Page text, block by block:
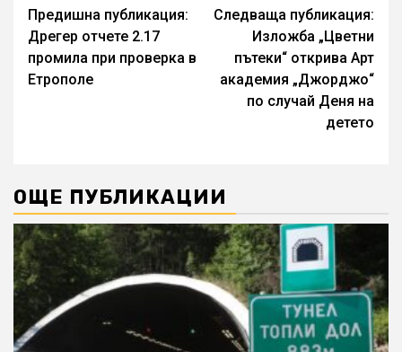
Continue
Reading
Предишна публикация:
Дрегер отчете 2.17
промила при проверка в
Етрополе
Следваща публикация:
Изложба „Цветни
пътеки“ открива Арт
академия „Джорджо“
по случай Деня на
детето
ОЩЕ ПУБЛИКАЦИИ